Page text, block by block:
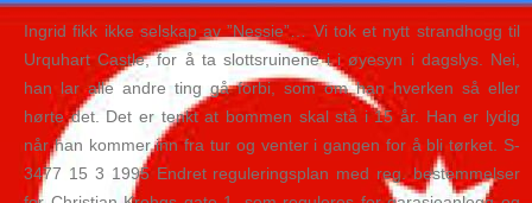
Ingrid fikk ikke selskap av ”Nessie”… Vi tok et nytt strandhogg til
Urquhart Castle, for å ta slottsruinene i i øyesyn i dagslys. Nei,
han lar alle andre ting gå forbi, som om han hverken så eller
hørte det. Det er tenkt at bommen skal stå i 15 år. Han er lydig
når han kommer inn fra tur og venter i gangen for å bli tørket. S-
3477 15 3 1995 Endret reguleringsplan med reg. bestemmelser